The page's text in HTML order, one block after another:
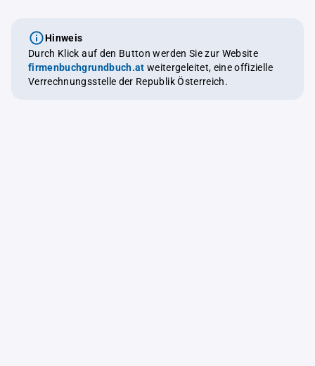
Hinweis
Durch Klick auf den Button werden Sie zur Website
firmenbuchgrundbuch.at weitergeleitet, eine offizielle
Verrechnungsstelle der Republik Österreich.